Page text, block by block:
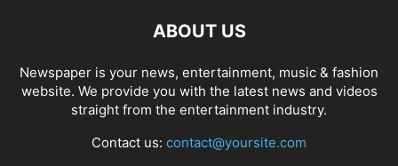
ABOUT US
Newspaper is your news, entertainment, music & fashion
website. We provide you with the latest news and videos
straight from the entertainment industry.
Contact us: contact@yoursite.com